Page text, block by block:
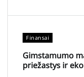
Finansai
Gimstamumo
priežastys ir